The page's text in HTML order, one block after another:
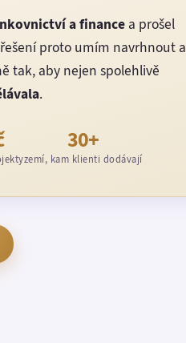
a financea prošel
proto umím navrhnout a
tak, aby nejen spolehlivě
.
30+
zemí, kam klienti dodávají